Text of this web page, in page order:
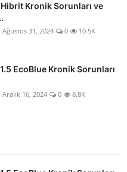
Hibrit Kronik Sorunları ve
Ağustos 31, 2024 0 10.5K
EcoBlue Kronik Sorunları
Aralık 16, 2024 0 8.8K